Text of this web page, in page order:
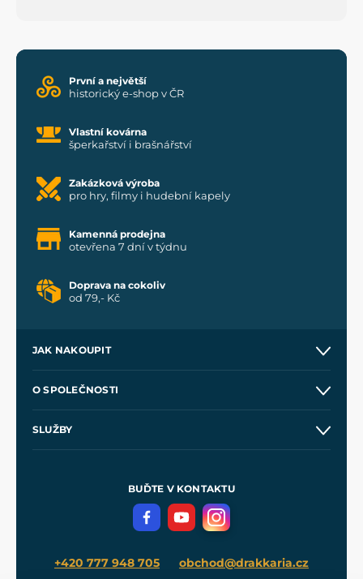
První a největší
historický e-shop v ČR
Vlastní kovárna
šperkařství i brašnářství
Zakázková výroba
pro hry, filmy i hudební kapely
Kamenná prodejna
otevřena 7 dní v týdnu
Doprava na cokoliv
od 79,- Kč
JAK NAKOUPIT
Velkoobchod
O SPOLEČNOSTI
SLUŽBY
Meče pro Kingdom Come
BUĎTE V KONTAKTU
+420 777 948 705 obchod@drakkaria.cz